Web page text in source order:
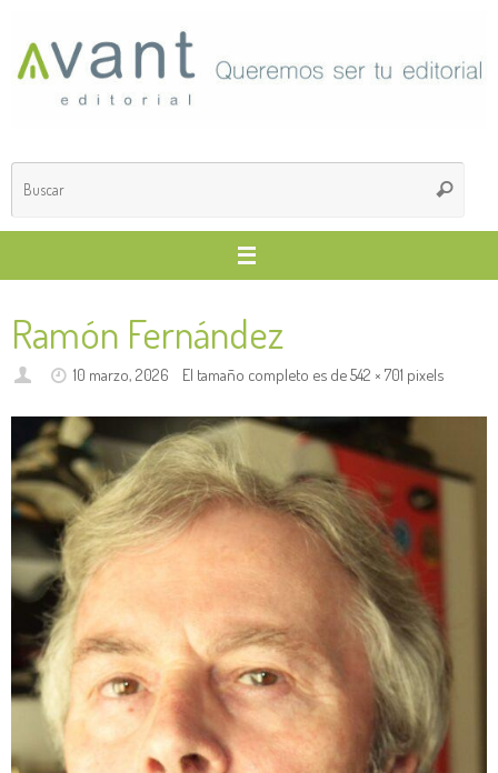
contenido
Buscar
Ramón Fernández
10 marzo, 2026 El tamaño completo es de542 × 701 pixels